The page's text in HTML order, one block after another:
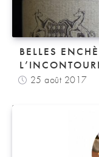
BELLES
25 août 2017